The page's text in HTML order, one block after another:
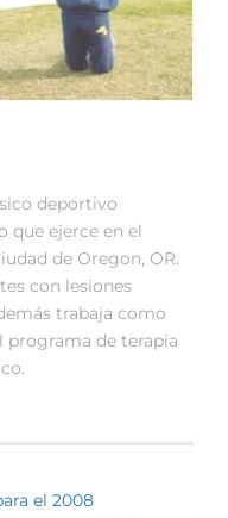
deportivo
que ejerce en el
de Oregon, OR.
con lesiones
trabaja como
programa de terapia
el 2008